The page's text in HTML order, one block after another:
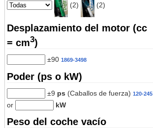
(2) (2)
Desplazamiento del motor (cc
= cm3)
±90 1869-3498
Poder (ps o kW)
±9 ps (Caballos de fuerza) 120-245
or kW
Peso del coche vacío